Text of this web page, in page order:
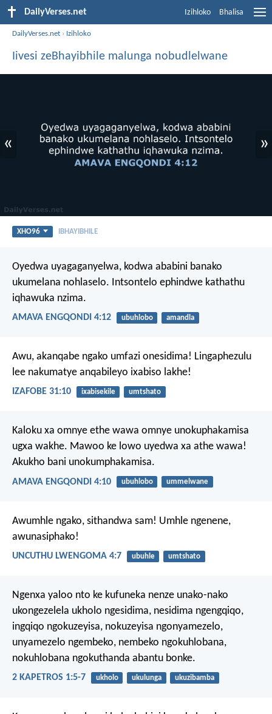
DailyVerses.net Izihloko Bhalisa
DailyVerses.net › Izihloko
Iivesi zeBhayibhile malunga nobudlelwane
« »
XHO96 IBHAYIBHILE
Oyedwa uyagaganyelwa, kodwa ababini banako
ukumelana nohlaselo. Intsontelo ephindwe kathathu
iqhawuka nzima.
AMAVA ENGQONDI 4:12 ubuhlobo amandla
Awu, akanqabe ngako umfazi onesidima! Lingaphezulu
lee nakumatye anqabileyo ixabiso lakhe!
IZAFOBE 31:10 ixabisekile umtshato
Kaloku xa omnye ethe wawa omnye unokuphakamisa
ugxa wakhe. Mawoo ke lowo uyedwa xa athe wawa!
Akukho bani unokumphakamisa.
AMAVA ENGQONDI 4:10 ubuhlobo ummelwane
Awumhle ngako, sithandwa sam! Umhle ngenene,
awunasiphako!
UNCUTHU LWENGOMA 4:7 ubuhle umtshato
Ngenxa yaloo nto ke kufuneka nenze unako-nako
ukongezelela ukholo ngesidima, nesidima ngengqiqo,
ingqiqo ngokuzeyisa, nokuzeyisa ngonyamezelo,
unyamezelo ngembeko, nembeko ngokuhlobana,
nokuhlobana ngokuthanda abantu bonke.
2 KAPETROS 1:5-7 ukholo ukulunga ukuzibamba